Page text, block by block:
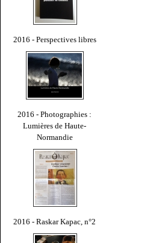
2016 - Perspectives libres
2016 - Photographies :
Lumières de Haute-
Normandie
2016 - Raskar Kapac, n°2